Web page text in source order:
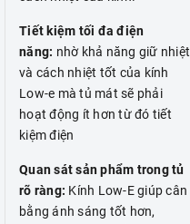
Tiết kiệm tối đa điện
năng: nhờ khả năng giữ nhiệt
và cách nhiệt tốt của kính
Low-e mà tủ mát sẽ phải
hoạt động ít hơn từ đó tiết
kiệm điện
Quan sát sản phẩm trong tủ
rõ ràng: Kính Low-E giúp cân
bằng ánh sáng tốt hơn,